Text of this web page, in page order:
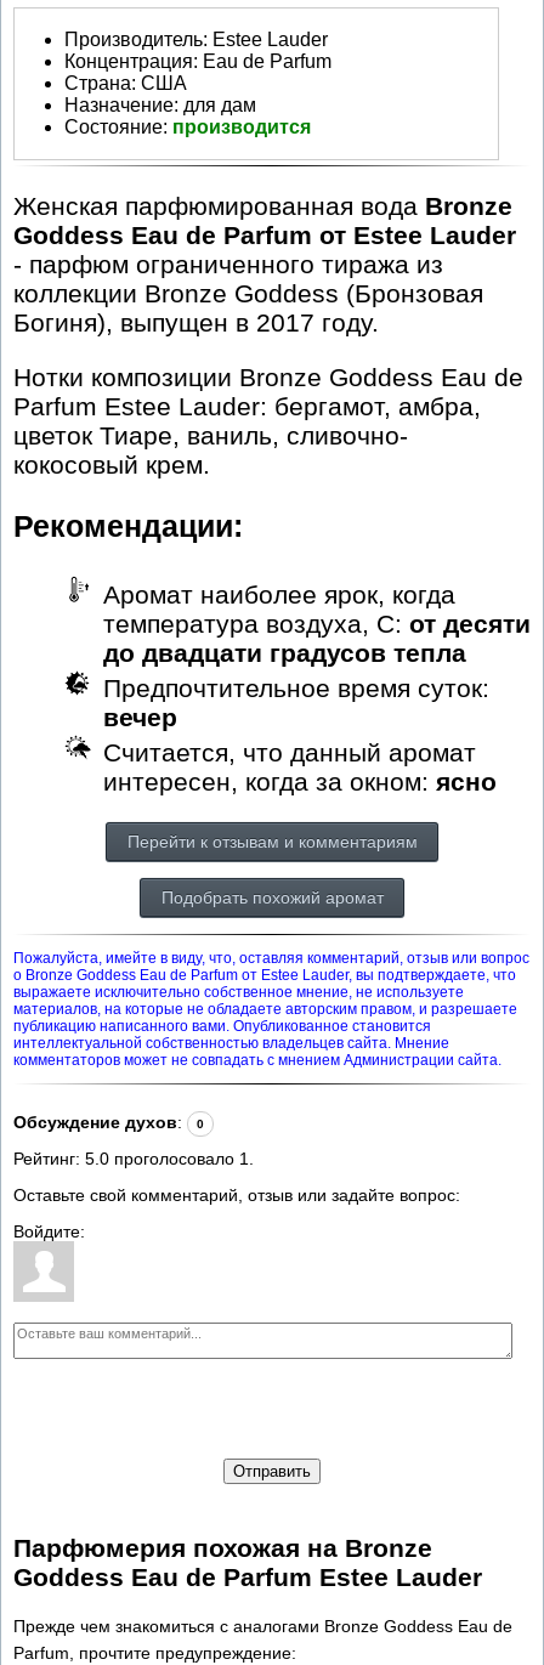
Производитель: Estee Lauder
Концентрация: Eau de Parfum
Страна: США
Назначение: для дам
Состояние: производится
Женская парфюмированная вода Bronze
Goddess Eau de Parfum от Estee Lauder
- парфюм ограниченного тиража из
коллекции Bronze Goddess (Бронзовая
Богиня), выпущен в 2017 году.
Нотки композиции Bronze Goddess Eau de
Parfum Estee Lauder: бергамот, амбра,
цветок Тиаре, ваниль, сливочно-
кокосовый крем.
Рекомендации:
Аромат наиболее ярок, когда
температура воздуха, С: от десяти
до двадцати градусов тепла
Предпочтительное время суток:
вечер
Считается, что данный аромат
интересен, когда за окном: ясно
Перейти к отзывам и комментариям
Подобрать похожий аромат
Пожалуйста, имейте в виду, что, оставляя комментарий, отзыв или вопрос
о Bronze Goddess Eau de Parfum от Estee Lauder, вы подтверждаете, что
выражаете исключительно собственное мнение, не используете
материалов, на которые не обладаете авторским правом, и разрешаете
публикацию написанного вами. Опубликованное становится
интеллектуальной собственностью владельцев сайта. Мнение
комментаторов может не совпадать с мнением Администрации сайта.
Обсуждение духов: 0
Рейтинг: 5.0 проголосовало 1
Оставьте свой комментарий, отзыв или задайте вопрос:
Войдите:
Отправить
Парфюмерия похожая на Bronze
Goddess Eau de Parfum Estee Lauder
Прежде чем знакомиться с аналогами Bronze Goddess Eau de
Parfum, прочтите предупреждение: